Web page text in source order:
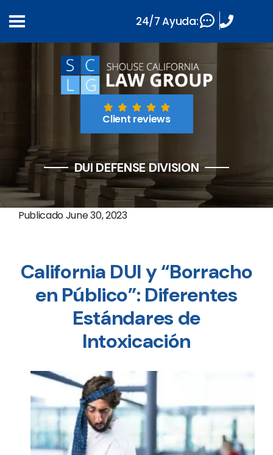
Client reviews
DUI DEFENSE DIVISION
PublicadoJune 30, 2023
California DUI y “Borracho
en Público”: Diferentes
Estándares de
Intoxicación
24/7 Ayuda: